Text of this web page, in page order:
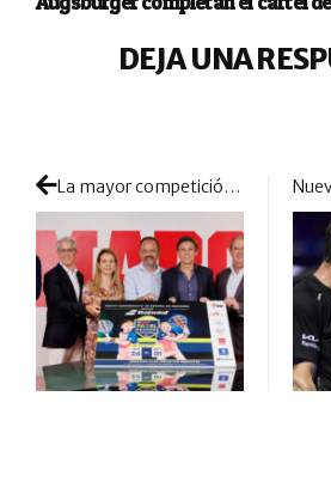
DEJA UNA
La mayor competición nacional de menores levanta el vuelo